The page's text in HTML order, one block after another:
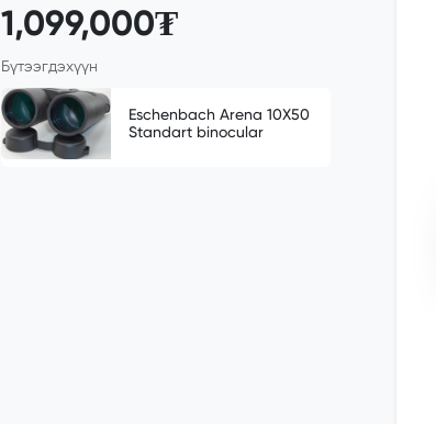
1,099,000₮
Бүтээгдэхүүн
Eschenbach Arena 10X50
Standart binocular